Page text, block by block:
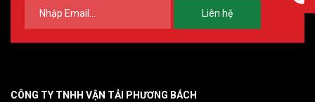
Liên hệ
CÔNG TY TNHH VẬN TẢI PHƯƠNG BÁCH